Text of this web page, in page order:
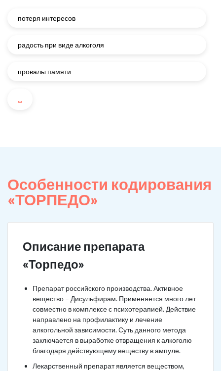
потеря интересов
радость при виде алкоголя
провалы памяти
...
Особенности кодирования
«ТОРПЕДО»
Описание препарата
«Торпедо»
Препарат российского производства. Активное
вещество – Дисульфирам. Применяется много лет
совместно в комплексе с психотерапией. Действие
направлено на профилактику и лечение
алкогольной зависимости. Суть данного метода
заключается в выработке отвращения к алкоголю
благодаря действующему веществу в ампуле.
Лекарственный препарат является веществом,